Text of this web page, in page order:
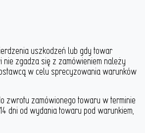
uszkodzeń lub gdy towar
nie zgadza się z zamówieniem należy
w celu sprecyzowania warunków
zwrotu zamówionego towaru w terminie
dni od wydania towaru pod warunkiem,